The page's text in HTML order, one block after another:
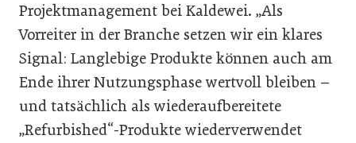
Projektmanagement bei Kaldewei. „Als
Vorreiter in der Branche setzen wir ein klares
Signal: Langlebige Produkte können auch am
Ende ihrer Nutzungsphase wertvoll bleiben –
und tatsächlich als wiederaufbereitete
„Refurbished“-Produkte wiederverwendet